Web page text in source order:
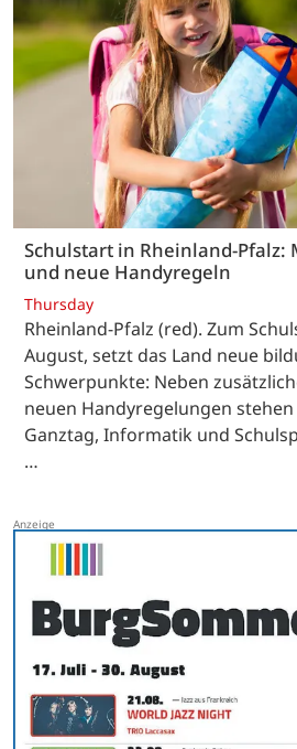
Schulstart in Rheinland-Pfalz:
und neue Handyregeln
Thursday
Rheinland-Pfalz (red). Zum
August, setzt das Land neue
Schwerpunkte: Neben
neuen Handyregelungen
Ganztag, Informatik und
…